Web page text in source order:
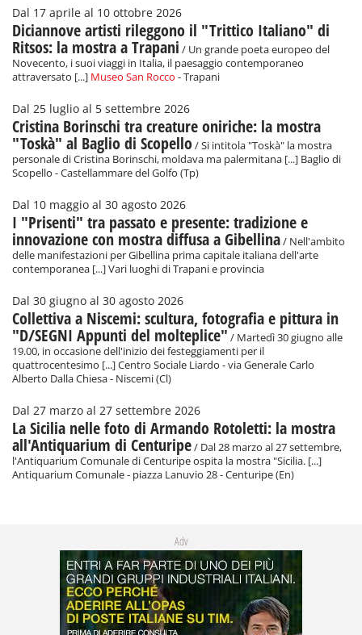
Dal 17 aprile al 10 ottobre 2026
Diciannove artisti rileggono il "Trittico Italiano" di
Ritsos: la mostra a Trapani / Un grande poeta europeo del
Novecento, i suoi viaggi in Italia, il paesaggio contemporaneo
attraversato [...] Museo San Rocco - Trapani
Dal 25 luglio al 5 settembre 2026
Cristina Borinschi tra creature oniriche: la mostra
"Toskà" al Baglio di Scopello/ Si intitola "Toskà" la mostra
personale di Cristina Borinschi, moldava ma palermitana [...] Baglio di
Scopello - Castellammare del Golfo (Tp)
Dal 10 maggio al 30 agosto 2026
I "Prisenti" tra passato e presente: tradizione e
innovazione con mostra diffusa a Gibellina/ Nell'ambito
delle manifestazioni per Gibellina prima capitale italiana dell'arte
contemporanea [...] Vari luoghi di Trapani e provincia
Dal 30 giugno al 30 agosto 2026
Collettiva a Niscemi: scultura, fotografia e pittura in
"D/SEGNI Appunti del molteplice" / Martedì 30 giugno alle
19.00, in occasione dell'inizio dei festeggiamenti per il
quattrocentesimo [...] Centro Sociale Liardo - via Generale Carlo
Alberto Dalla Chiesa - Niscemi (Cl)
Dal 27 marzo al 27 settembre 2026
La Sicilia nelle foto di Armando Rotoletti: la mostra
all'Antiquarium di Centuripe/ Dal 28 marzo al 27 settembre,
l'Antiquarium Comunale di Centuripe ospita la mostra "Sicilia. [...]
Antiquarium Comunale - piazza Lanuvio 28 - Centuripe (En)
Adv